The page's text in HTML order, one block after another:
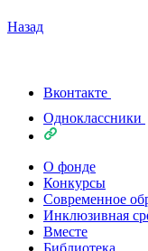
Назад
Вконтакте
Одноклассники
О фонде
Конкурсы
Современное
Инклюзивная
Вместе
Библиотека